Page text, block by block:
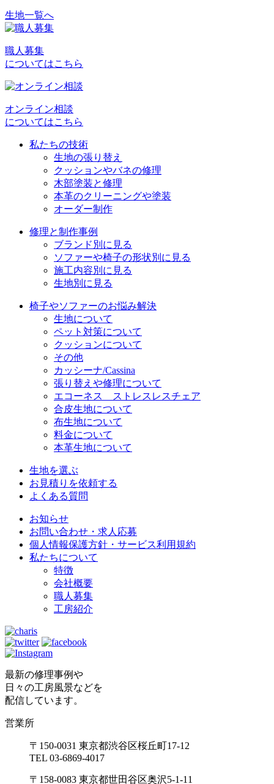
投
ナ
ビ
ー
生地一覧へ
職人募集
についてはこちら
オンライン相談
についてはこちら
私たちの技術
生地の張り替え
クッションやバネの修理
木部塗装と修理
本革のクリーニングや塗装
オーダー制作
修理と制作事例
ブランド別に見る
ソファーや椅子の形状別に見る
施工内容別に見る
生地別に見る
椅子やソファーのお悩み解決
生地について
ペット対策について
クッションについて
その他
カッシーナ/Cassina
張り替えや修理について
エコーネス ストレスレスチェア
合皮生地について
布生地について
料金について
本革生地について
生地を選ぶ
お見積りを依頼する
よくある質問
お知らせ
お問い合わせ・求人応募
個人情報保護方針・サービス利用規約
私たちについて
特徴
会社概要
職人募集
工房紹介
最新の修理事例や
日々の工房風景などを
配信しています。
営業所
〒150-0031 東京都渋谷区桜丘町17-12
TEL 03-6869-4017
〒158-0083 東京都世田谷区奥沢5-1-11